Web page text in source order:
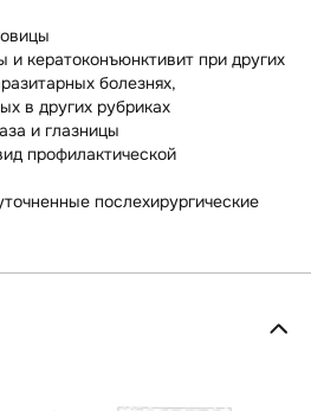
и кератоконъюнктивит при других
болезнях,
в других рубриках
и глазницы
профилактической
послехирургические